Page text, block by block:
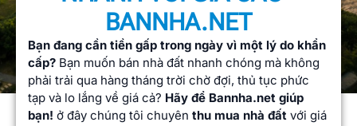
BANNHA.NET
Bạn đang cần tiền gấp trong ngày vì một lý do khẩn
cấp? Bạn muốn bán nhà đất nhanh chóng mà không
phải trải qua hàng tháng trời chờ đợi, thủ tục phức
tạp và lo lắng về giá cả? Hãy để Bannha.net giúp
bạn! ở đây chúng tôi chuyên thu mua nhà đất với giá